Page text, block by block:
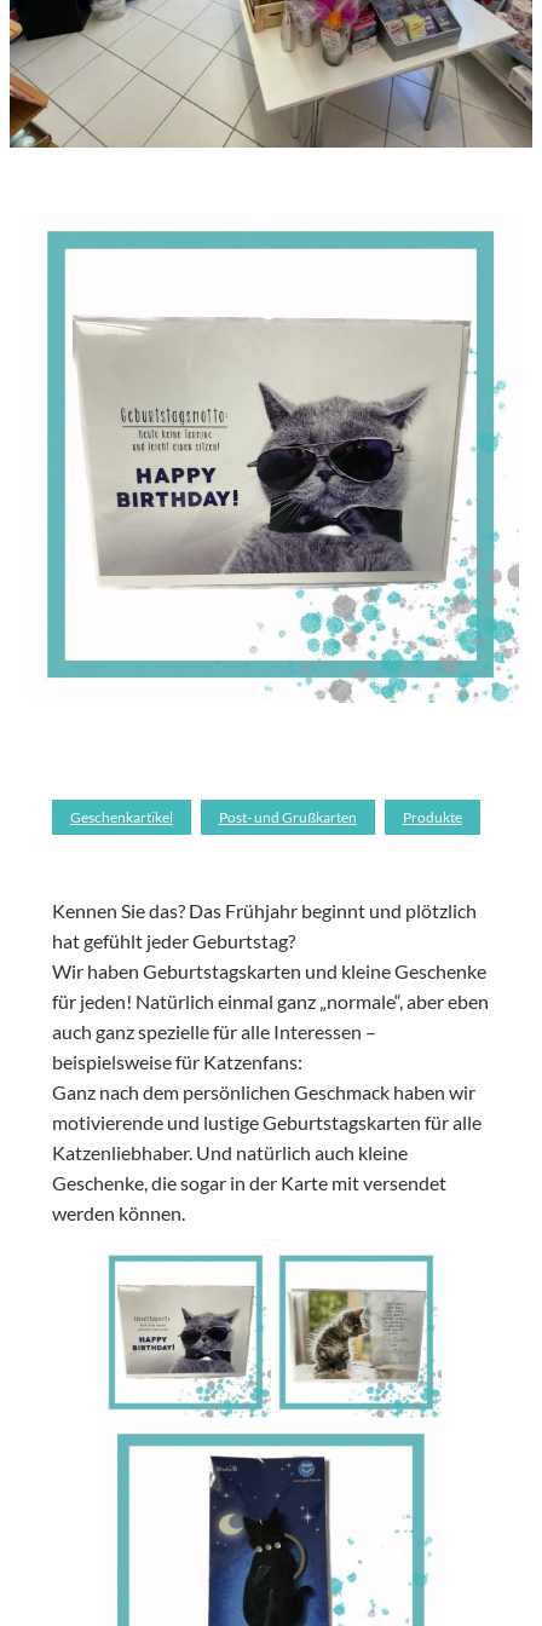
Geschenkartikel Post- und Grußkarten Produkte
Kennen Sie das? Das Frühjahr beginnt und plötzlich
hat gefühlt jeder Geburtstag?
Wir haben Geburtstagskarten und kleine Geschenke
für jeden! Natürlich einmal ganz „normale“, aber eben
auch ganz spezielle für alle Interessen –
beispielsweise für Katzenfans:
Ganz nach dem persönlichen Geschmack haben wir
motivierende und lustige Geburtstagskarten für alle
Katzenliebhaber. Und natürlich auch kleine
Geschenke, die sogar in der Karte mit versendet
werden können.